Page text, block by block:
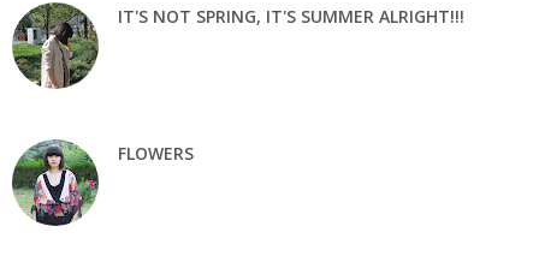
IT'S NOT SPRING, IT'S SUMMER ALRIGHT!!!
FLOWERS